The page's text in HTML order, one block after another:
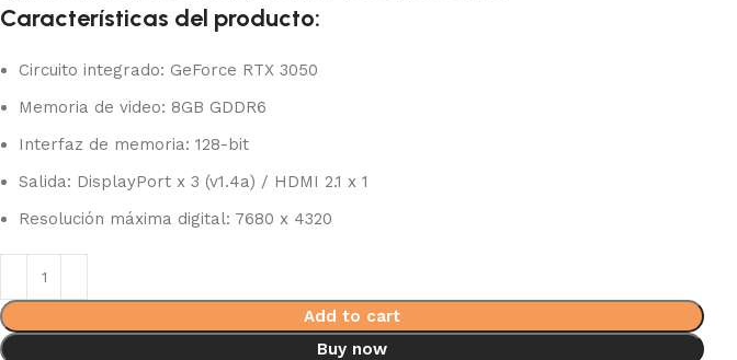
Características del producto:
Circuito integrado: GeForce RTX 3050
Memoria de video: 8GB GDDR6
Interfaz de memoria: 128-bit
Salida: DisplayPort x 3 (v1.4a) / HDMI 2.1 x 1
Resolución máxima digital: 7680 x 4320
Add to cart
Buy now